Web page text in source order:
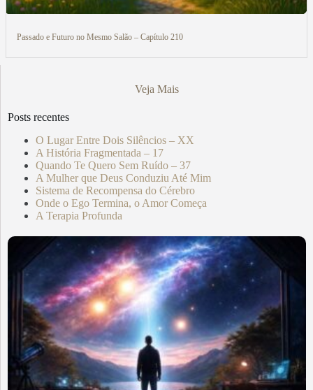
Passado e Futuro no Mesmo Salão – Capítulo 210
Veja Mais
Posts recentes
O Lugar Entre Dois Silêncios – XX
A História Fragmentada – 17
Quando Te Quero Sem Ruído – 37
A Mulher que Deus Conduziu Até Mim
Sistema de Recompensa do Cérebro
Onde o Ego Termina, o Amor Começa
A Terapia Profunda